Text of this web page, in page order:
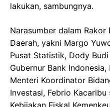
lakukan, sambungnya.
Narasumber dalam Rakor
Daerah, yakni Margo
Pusat Statistik, Dody
Gubernur Bank
Menteri Koordinator
Investasi, Febrio Kacaribu
Kebijakan Fiskal